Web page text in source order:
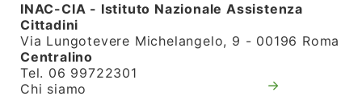
INAC-CIA - Istituto Nazionale Assistenza
Cittadini
Via Lungotevere Michelangelo, 9 - 00196 Roma
Centralino
Tel. 06 99722301
Chi siamo